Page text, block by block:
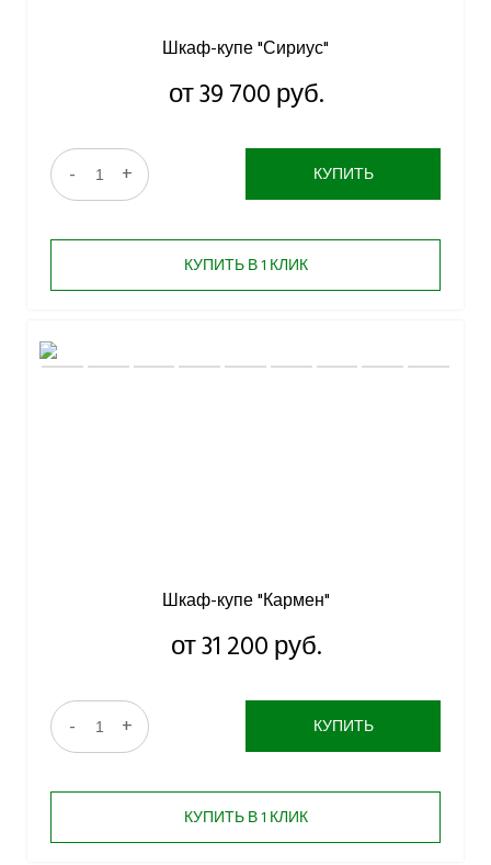
Шкаф-купе "Сириус"
от 39 700 руб.
- + КУПИТЬ
КУПИТЬ В 1 КЛИК
Шкаф-купе "Кармен"
от 31 200 руб.
- + КУПИТЬ
КУПИТЬ В 1 КЛИК